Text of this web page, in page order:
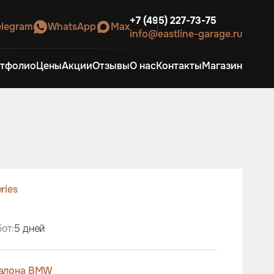
WhatsApp Max+7 (495) 227-73-75
info@eastline-garage.ru
ЦеныАкцииОтзывыО насКонтактыМагазин
5 дней
BMW